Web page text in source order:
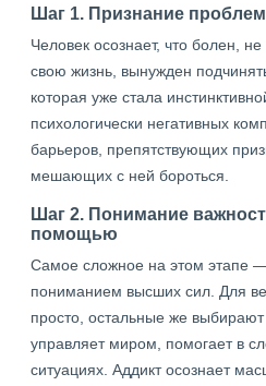
Шаг 1. Признание
Человек осознает, что болен,
свою жизнь, вынужден
которая уже стала
психологически негативных
барьеров, препятствующих
мешающих с ней бороться.
Шаг 2. Понимание
помощью
Самое сложное на этом этапе
пониманием высших сил. Для
просто, остальные же
управляет миром, помогает в
ситуациях. Аддикт осознает